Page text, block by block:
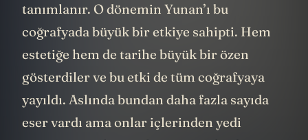
tanımlanır. O dönemin Yunan’ı bu
coğrafyada büyük bir etkiye sahipti. Hem
estetiğe hem de tarihe büyük bir özen
gösterdiler ve bu etki de tüm coğrafyaya
yayıldı. Aslında bundan daha fazla sayıda
eser vardı ama onlar içlerinden yedi